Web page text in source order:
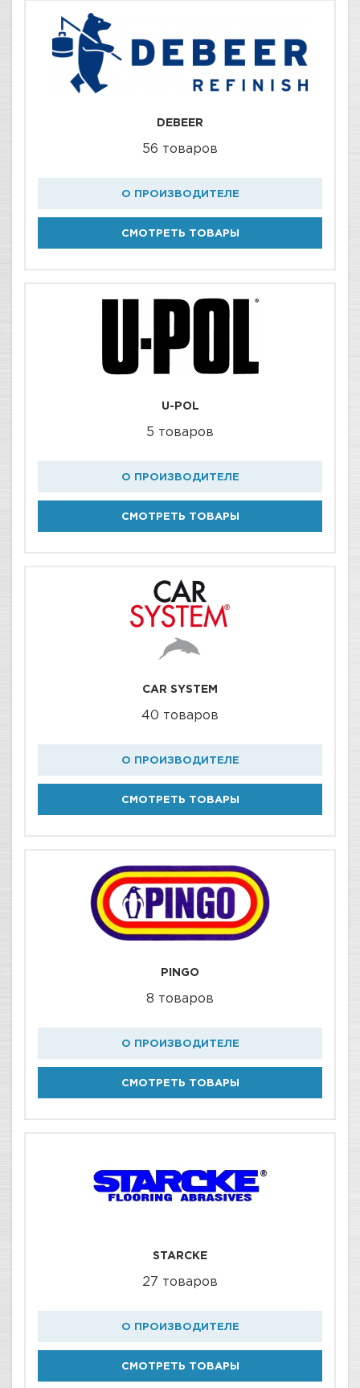
DEBEER
56 товаров
О ПРОИЗВОДИТЕЛЕ
СМОТРЕТЬ ТОВАРЫ
U-POL
5 товаров
О ПРОИЗВОДИТЕЛЕ
СМОТРЕТЬ ТОВАРЫ
CAR SYSTEM
40 товаров
О ПРОИЗВОДИТЕЛЕ
СМОТРЕТЬ ТОВАРЫ
PINGO
8 товаров
О ПРОИЗВОДИТЕЛЕ
СМОТРЕТЬ ТОВАРЫ
STARCKE
27 товаров
О ПРОИЗВОДИТЕЛЕ
СМОТРЕТЬ ТОВАРЫ